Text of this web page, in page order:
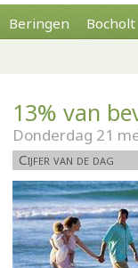
Beringen Bocholt
13% van
Donderdag 21
Cijfer van de dag